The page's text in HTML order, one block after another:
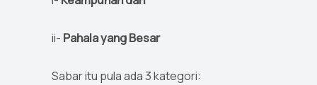
ii- Pahala yang Besar
Sabar itu pula ada 3 kategori: